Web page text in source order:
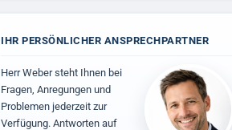
IHR PERSÖNLICHER ANSPRECHPARTNER
Herr Weber steht Ihnen bei
Fragen, Anregungen und
Problemen jederzeit zur
Verfügung. Antworten auf